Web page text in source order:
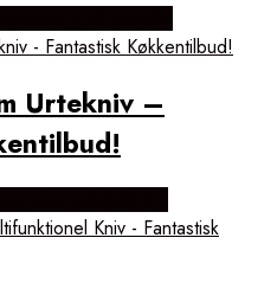
Urtekniv –